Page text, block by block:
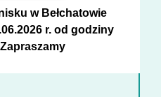
w Bełchatowie
r. od godziny
Zapraszamy